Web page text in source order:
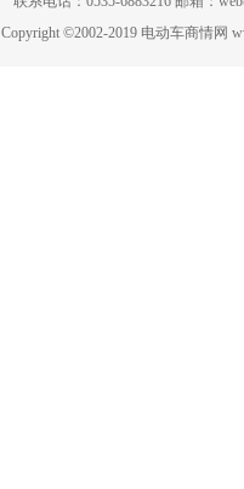
Copyright ©2002-2019 电动车商情网